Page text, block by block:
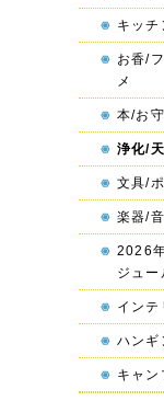
キッチ
お香/
メ
本/お
浄化/
文具/
楽器/
2026
ジュー
インテ
ハンギ
キャン